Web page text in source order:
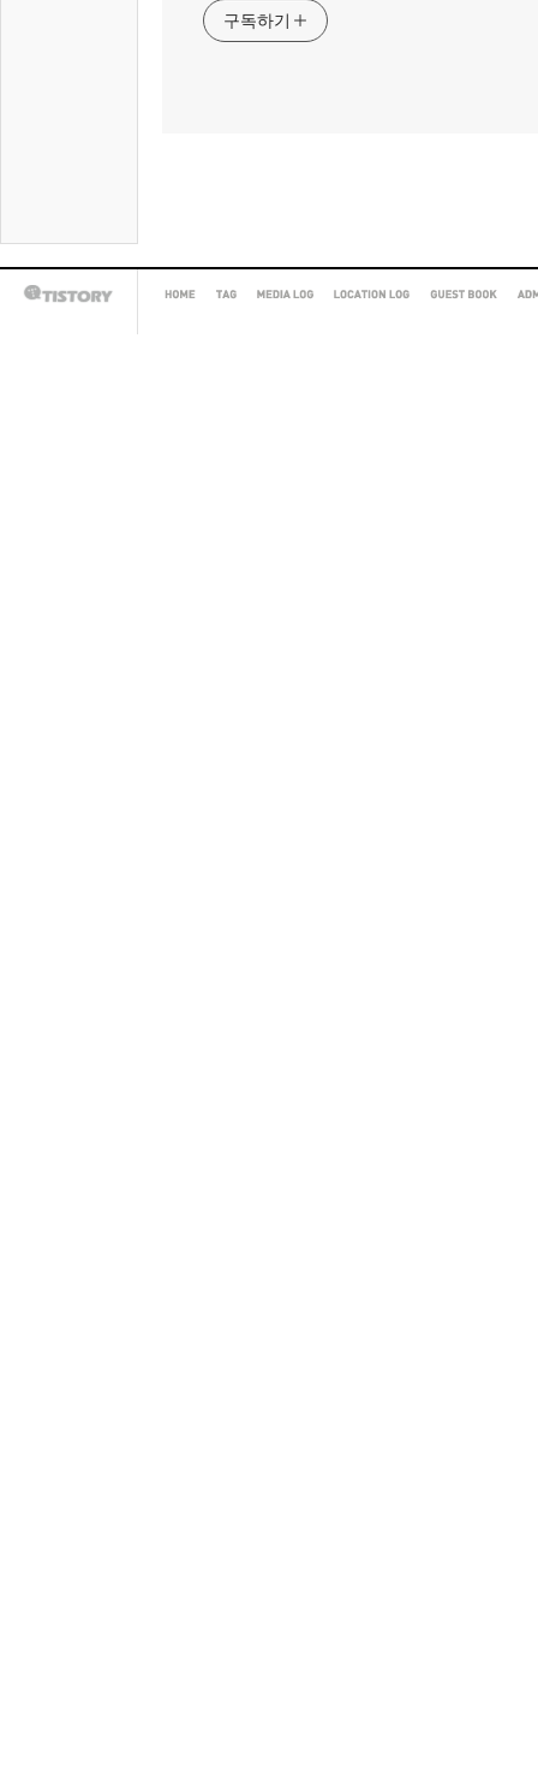
구독하기